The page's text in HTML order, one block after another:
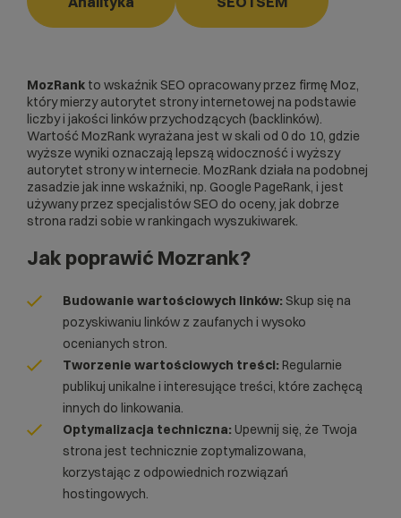
MozRank to wskaźnik SEO opracowany przez firmę Moz,
który mierzy autorytet strony internetowej na podstawie
liczby i jakości linków przychodzących (backlinków).
Wartość MozRank wyrażana jest w skali od 0 do 10, gdzie
wyższe wyniki oznaczają lepszą widoczność i wyższy
autorytet strony w internecie. MozRank działa na podobnej
zasadzie jak inne wskaźniki, np. Google PageRank, i jest
używany przez specjalistów SEO do oceny, jak dobrze
strona radzi sobie w rankingach wyszukiwarek.
Jak poprawić Mozrank?
Budowanie wartościowych linków: Skup się na
pozyskiwaniu linków z zaufanych i wysoko
ocenianych stron.
Tworzenie wartościowych treści: Regularnie
publikuj unikalne i interesujące treści, które zachęcą
innych do linkowania.
Optymalizacja techniczna: Upewnij się, że Twoja
strona jest technicznie zoptymalizowana,
korzystając z odpowiednich rozwiązań
hostingowych.